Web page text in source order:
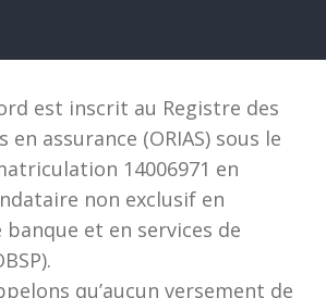
est inscrit au Registre des
assurance (ORIAS) sous le
14006971 en
non exclusif en
et en services de
qu’aucun versement de